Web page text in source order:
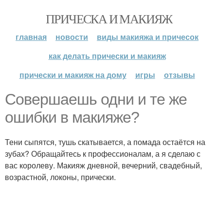
ПРИЧЕСКА И МАКИЯЖ
главная новости
виды макияжа и причесок
как делать прически и макияж
прически и макияж на дому
игры отзывы
Совершаешь одни и те же
ошибки в макияже?
Тени сыпятся, тушь скатывается, а помада остаётся на
зубах? Обращайтесь к профессионалам, а я сделаю с
вас королеву. Макияж дневной, вечерний, свадебный,
возрастной, локоны, прически.